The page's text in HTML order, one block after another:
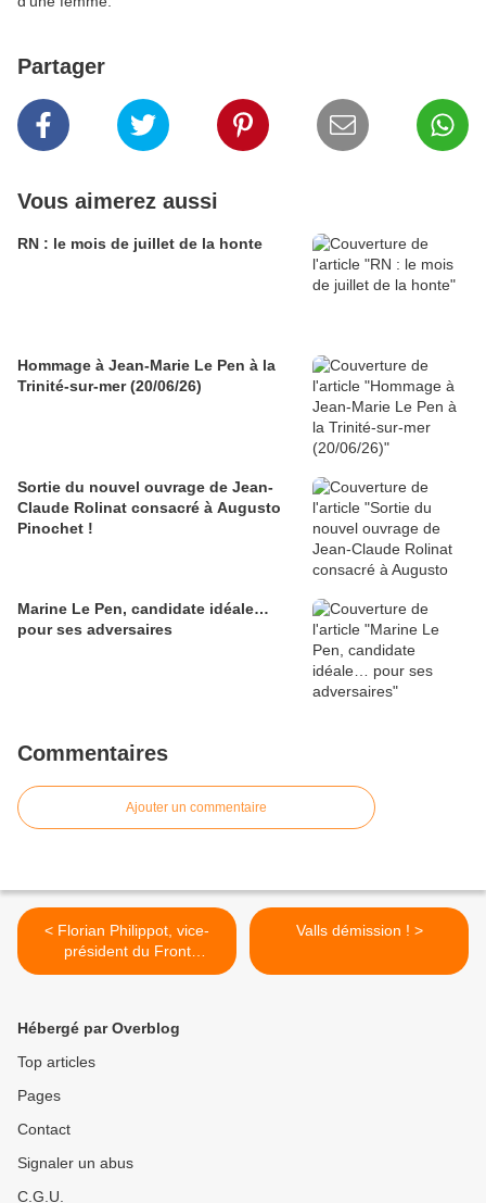
Partager
Vous aimerez aussi
RN : le mois de juillet de la honte
Hommage à Jean-Marie Le Pen à la
Trinité-sur-mer (20/06/26)
Sortie du nouvel ouvrage de Jean-
Claude Rolinat consacré à Augusto
Pinochet !
Marine Le Pen, candidate idéale…
pour ses adversaires
Commentaires
Ajouter un commentaire
< Florian Philippot, vice-
président du Front
mariniste, refuse de faire
Valls démission ! >
Hébergé par Overblog
Top articles
Pages
Contact
Signaler un abus
C.G.U.